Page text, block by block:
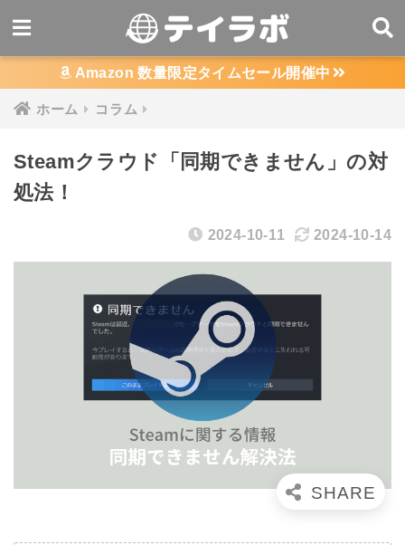
Amazon 数量限定タイムセール開催中
ホーム コラム
Steamクラウド「同期できません」の対
処法！
2024-10-11 2024-10-14